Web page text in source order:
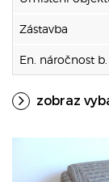
Zástavba
En. náročnost b.
zobraz